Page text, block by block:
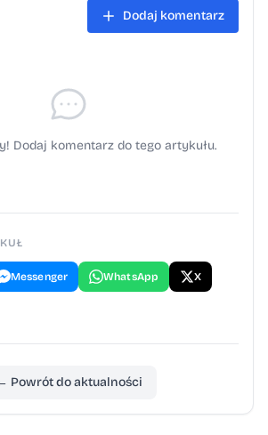
Dodaj komentarz
Dodaj komentarz do tego artykułu.
Messenger WhatsApp X
Powrót do aktualności